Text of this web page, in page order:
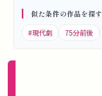
ロ
グ
イ
似た条件の作品を探す
#現代劇 75分前後